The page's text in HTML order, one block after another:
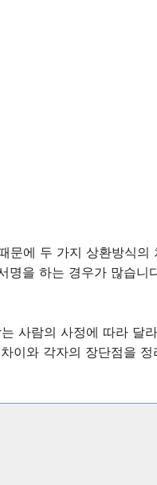
문에 두 가지 상환방식의
명을 하는 경우가 많습니
사람의 사정에 따라 달
이와 각자의 장단점을 정